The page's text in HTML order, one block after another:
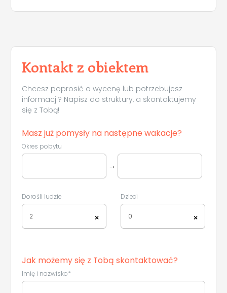
Kontakt z obiektem
Chcesz poprosić o wycenę lub potrzebujesz
informacji? Napisz do struktury, a skontaktujemy
się z Tobą!
Masz już pomysły na następne wakacje?
Okres pobytu
→
Dorośli ludzie
×
2
Dzieci
×
0
Jak możemy się z Tobą skontaktować?
Imię i nazwisko*